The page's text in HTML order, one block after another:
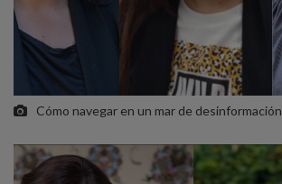
Cómo navegar en un mar de desinformación